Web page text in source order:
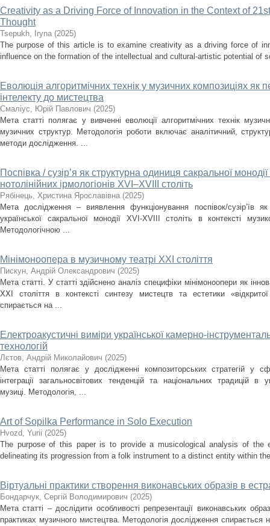
Creativity as a Driving Force of Innovation in the Context of
Thought
Tsepukh, Iryna (2025)
The purpose of this article is to examine creativity as a driving force of
influence on the formation of the intellectual and cultural-artistic potential of
Еволюція алгоритмічних технік у музичних композиціях як
інтелекту до мистецтва
Смаліус, Юрій Павлович (2025)
Мета статті полягає у вивченні еволюції алгоритмічних технік
музичних структур. Методологія роботи включає аналітичний,
методи дослідження. ...
Поспівка / сузір’я як структурна одиниця сакральної
нотолінійних ірмологіонів XVI–XVIII століть
Рябінець, Христина Ярославівна (2025)
Мета дослідження – виявлення функціонування поспівок/сузір’їв
української сакральної монодії XVI-XVIII cтоліть в контексті
Методологічною ...
Мінімоноопера в музичному театрі ХХІ століття
Пискун, Андрій Олександрович (2025)
Мета статті. У статті здійснено аналіз специфіки мінімоноопери як
ХХІ століття в контексті синтезу мистецтв та естетики
спирається на ...
Електроакустичні виміри української камерно-
технологій
Лєтов, Андрій Миколайович (2025)
Мета статті полягає у дослідженні композиторських стратегій у
інтеграції загальносвітових тенденцій та національних традицій в
музиці. Методологія, ...
Art of Sopilka Performance in Solo Execution
Нvozd, Yurii (2025)
The purpose of this paper is to provide a musicological analysis of the
delineating its progression from a folk instrument to a distinct entity within
Віртуальні практики створення виконавських образів в
Бондарчук, Сергій Володимирович (2025)
Мета статті – дослідити особливості репрезентації виконавських
практиках музичного мистецтва. Методологія дослідження спирається